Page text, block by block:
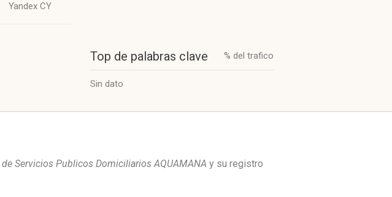
Yandex CY
Top de palabras clave % del trafico
Sin dato
de Servicios Publicos Domiciliarios AQUAMANA y su registro